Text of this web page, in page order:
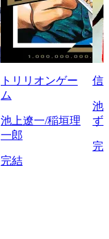
トリリオンゲー
ム
池上遼一/稲垣理
一郎
完結
信
池
ず
完